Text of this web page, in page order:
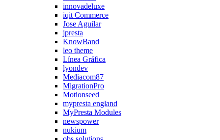
innovadeluxe
iqit Commerce
Jose Aguilar
jpresta
KnowBand
leo theme
Línea Gráfica
lyondev
Mediacom87
MigrationPro
Motionseed
mypresta england
MyPresta Modules
newspower
nukium